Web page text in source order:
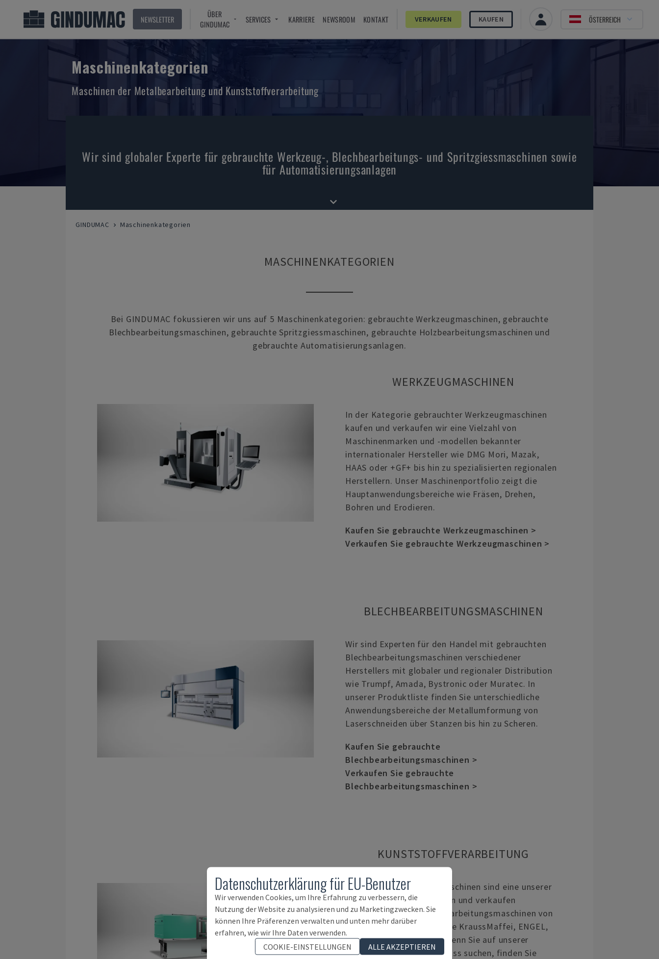
NEWSLETTER
ÜBER
GINDUMAC
SERVICES KARRIERE NEWSROOM KONTAKT VERKAUFEN KAUFEN ÖSTERREICH
Maschinenkategorien
Maschinen der Metalbearbeitung und Kunststoffverarbeitung
Wir sind globaler Experte für gebrauchte Werkzeug-, Blechbearbeitungs- und Spritzgiessmaschinen sowie
für Automatisierungsanlagen
GINDUMAC Maschinenkategorien
MASCHINENKATEGORIEN
Bei GINDUMAC fokussieren wir uns auf 5 Maschinenkategorien: gebrauchte Werkzeugmaschinen, gebrauchte
Blechbearbeitungsmaschinen, gebrauchte Spritzgiessmaschinen, gebrauchte Holzbearbeitungsmaschinen und
gebrauchte Automatisierungsanlagen.
WERKZEUGMASCHINEN
In der Kategorie gebrauchter Werkzeugmaschinen
kaufen und verkaufen wir eine Vielzahl von
Maschinenmarken und -modellen bekannter
internationaler Hersteller wie DMG Mori, Mazak,
HAAS oder +GF+ bis hin zu spezialisierten regionalen
Herstellern. Unser Maschinenportfolio zeigt die
Hauptanwendungsbereiche wie Fräsen, Drehen,
Bohren und Erodieren.
Kaufen Sie gebrauchte Werkzeugmaschinen >
Verkaufen Sie gebrauchte Werkzeugmaschinen >
BLECHBEARBEITUNGSMASCHINEN
Wir sind Experten für den Handel mit gebrauchten
Blechbearbeitungsmaschinen verschiedener
Herstellers mit globaler und regionaler Distribution
wie Trumpf, Amada, Bystronic oder Muratec. In
unserer Produktliste finden Sie unterschiedliche
Anwendungsbereiche der Metallumformung von
Laserschneiden über Stanzen bis hin zu Scheren.
Kaufen Sie gebrauchte
Blechbearbeitungsmaschinen >
Verkaufen Sie gebrauchte
Blechbearbeitungsmaschinen >
KUNSTSTOFFVERARBEITUNG
Gebrauchte Kunststoffmaschinen sind eine unserer
Kernkategorien. Wir kaufen und verkaufen
gebrauchte Kunststoffverarbeitungsmaschinen von
einer Vielzahl von OEMs wie KraussMaffei, ENGEL,
Arburg oder Battenfeld. Wenn Sie auf unserer
Produktliste nach Spritzguss suchen, finden Sie
Datenschutzerklärung für EU-Benutzer
Wir verwenden Cookies, um Ihre Erfahrung zu verbessern, die
Nutzung der Website zu analysieren und zu Marketingzwecken. Sie
können Ihre Präferenzen verwalten und unten mehr darüber
erfahren, wie wir Ihre Daten verwenden.
COOKIE-EINSTELLUNGEN
ALLE AKZEPTIEREN